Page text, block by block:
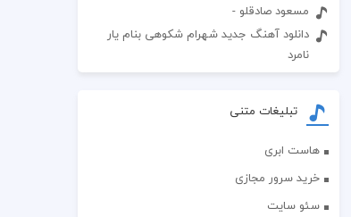
مسعود صادقلو -
دانلود آهنگ جدید شهرام شکوهی بنام یار
نامرد
تبلیغات متنی
هاست ابری
خرید سرور مجازی
سئو سایت